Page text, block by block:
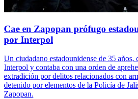
Cae en Zapopan prófugo
por Interpol
Un ciudadano estadounidense de 35 años,
Interpol y contaba con una orden de
extradición por delitos relacionados con
detenido por elementos de la Policía de
Zapopan.